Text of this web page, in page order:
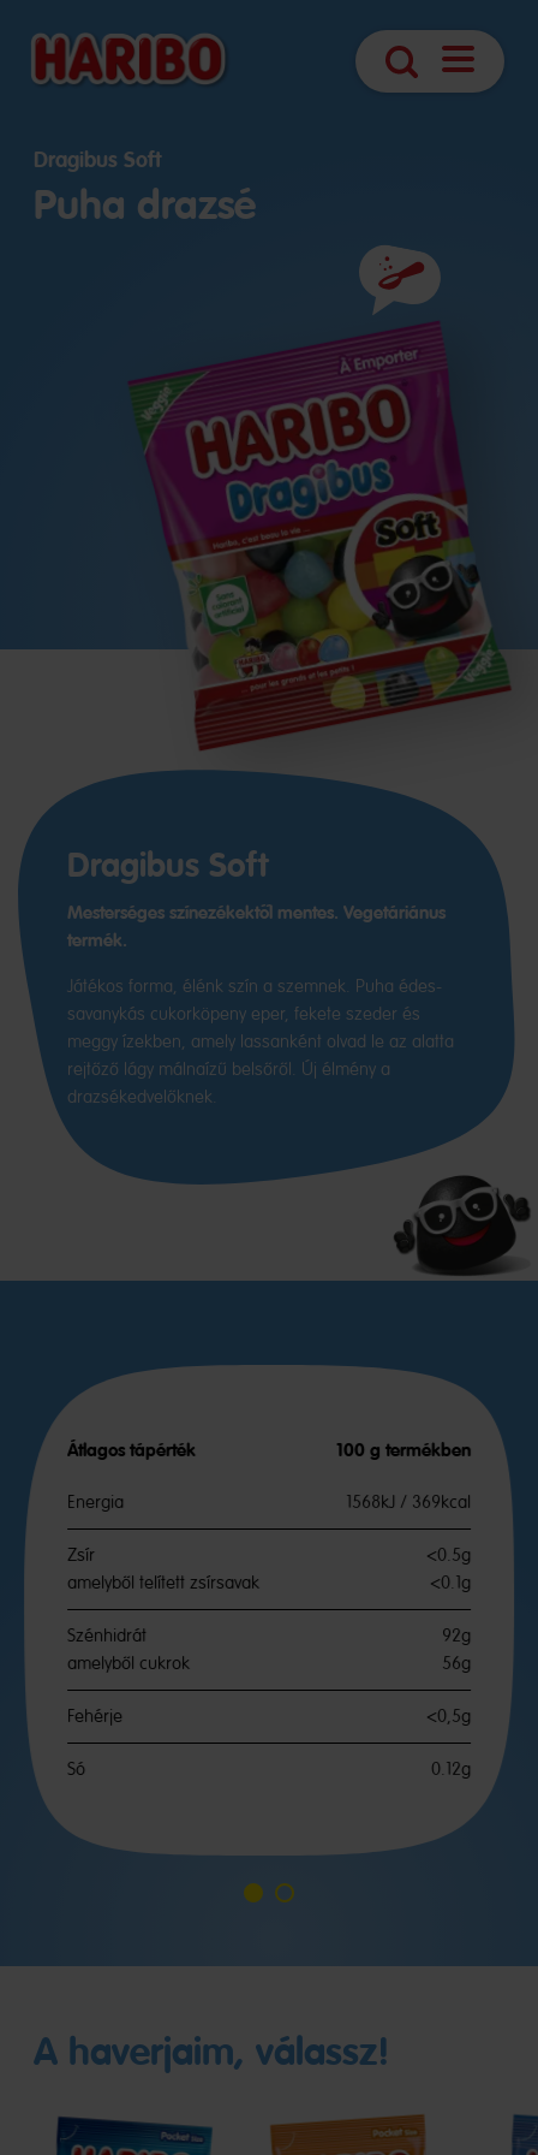
Keresés Navigáció
Dragibus Soft
Puha drazsé
Összetevők
Dragibus Soft
Mesterséges színezékektől mentes. Vegetáriánus
termék.
Játékos forma, élénk szín a szemnek. Puha édes-
savanykás cukorköpeny eper, fekete szeder és
meggy ízekben, amely lassanként olvad le az alatta
rejtőző lágy málnaízű belsőről. Új élmény a
drazsékedvelőknek.
Átlagos tápérték 100 g termékben
Energia 1568kJ / 369kcal
Zsír
<0.5g
amelyből telített zsírsavak
<0.1g
Szénhidrát
92g
amelyből cukrok
56g
Fehérje <0,5g
Só 0.12g
A
A
A haverjaim, válassz!